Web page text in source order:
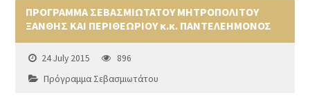
ΠΡΟΓΡΑΜΜΑ ΣΕΒΑΣΜΙΩΤΑΤΟΥ ΜΗΤΡΟΠΟΛΙΤΟΥ
ΞΑΝΘΗΣ ΚΑΙ ΠΕΡΙΘΕΩΡΙΟΥ κ.κ. ΠΑΝΤΕΛΕΗΜΟΝΟΣ
24 July 2015
896
Πρόγραμμα Σεβασμιωτάτου